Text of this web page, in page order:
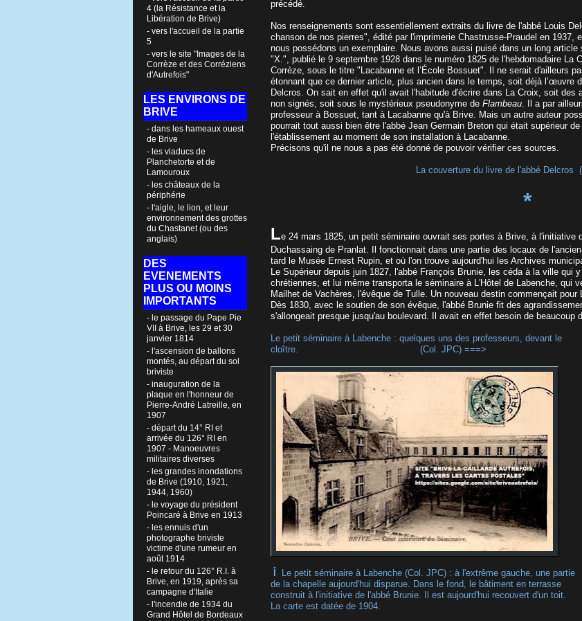
4 (la Résistance et la
Libération de Brive)
- vers l'accueil de la partie
5
- vers le site "Images de la
Corrèze et des Corréziens
d'Autrefois"
LES ENVIRONS DE
BRIVE
- dans les hameaux ouest
de Brive
- les viaducs de
Planchetorte et de
Lamouroux
- les châteaux de la
périphérie
- l'aigle, le lion, et leur
environnement des grottes
du Chastanet (ou des
anglais)
DES
EVENEMENTS
PLUS OU MOINS
IMPORTANTS
- le passage du Pape Pie
VII à Brive, les 29 et 30
janvier 1814
- l'ascension de ballons
montés, au départ du sol
briviste
- inauguration de la
plaque en l'honneur de
Pierre-André Latreille, en
1907
- départ du 14° RI et
arrivée du 126° RI en
1907 - Manoeuvres
militaires diverses
- les grandes inondations
de Brive (1910, 1921,
1944, 1960)
- le voyage du président
Poincaré à Brive en 1913
- les ennuis d'un
photographe briviste
victime d'une rumeur en
août 1914
- le retour du 126° R.I. à
Brive, en 1919, après sa
campagne d'Italie
- l'incendie de 1934 du
Grand Hôtel de Bordeaux
précédé.
Nos renseignements sont essentiellement extraits du livre de l'abbé Louis
chanson de nos pierres", édité par l'imprimerie Chastrusse-Praudel en 1937,
nous possédons un exemplaire. Nous avons aussi puisé dans un long article
"X.", publié le 9 septembre 1928 dans le numéro 1825 de l'hebdomadaire La
Corrèze, sous le titre "Lacabanne et l’École Bossuet". Il ne serait d'ailleurs
étonnant que ce dernier article, plus ancien dans le temps, soit déjà l’œuvre
Delcros. On sait en effet qu'il avait l'habitude d'écrire dans La Croix, soit des
non signés, soit sous le mystérieux pseudonyme de Flambeau. Il a par
professeur à Bossuet, tant à Lacabanne qu'à Brive. Mais un autre auteur
pourrait tout aussi bien être l'abbé Jean Germain Breton qui était supérieur de
l'établissement au moment de son installation à Lacabanne.
Précisons qu'il ne nous a pas été donné de pouvoir vérifier ces sources.
La couverture du livre de l'abbé Delcros
*
Le 24 mars 1825, un petit séminaire ouvrait ses portes à Brive, à l'initiative
Duchassaing de Pranlat. Il fonctionnait dans une partie des locaux de
tard le Musée Ernest Rupin, et où l'on trouve aujourd'hui les Archives
Le Supérieur depuis juin 1827, l'abbé François Brunie, les céda à la ville qui
chrétiennes, et lui même transporta le séminaire à L'Hôtel de Labenche, qui
Mailhet de Vachères, l'évêque de Tulle. Un nouveau destin commençait pour
Dès 1830, avec le soutien de son évêque, l'abbé Brunie fit des
s'allongeait presque jusqu'au boulevard. Il avait en effet besoin de
Le petit séminaire à Labenche : quelques uns des professeurs, devant le
cloître. (Col. JPC) ===>
Le petit séminaire à Labenche (Col. JPC) : à l'extrême gauche, une partie
de la chapelle aujourd'hui disparue. Dans le fond, le bâtiment en terrasse
construit à l'initiative de l'abbé Brunie. Il est aujourd'hui recouvert d'un toit.
La carte est datée de 1904.